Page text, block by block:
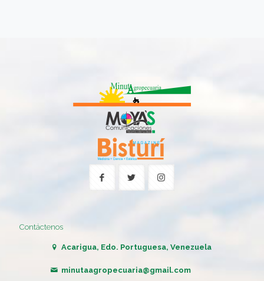
Contáctenos
Acarigua, Edo. Portuguesa, Venezuela
minutaagropecuaria@gmail.com